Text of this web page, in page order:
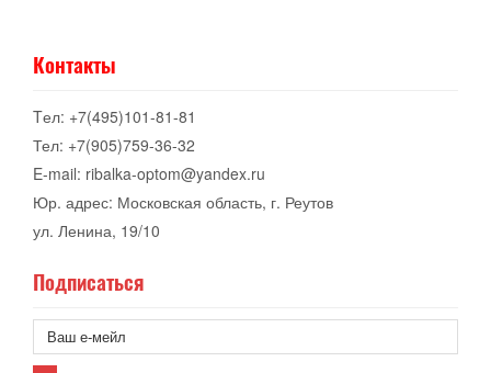
Контакты
Tел: +7(495)101-81-81
Тел: +7(905)759-36-32
E-mail: ribalka-optom@yandex.ru
Юр. адрес: Московская область, г. Реутов
ул. Ленина, 19/10
Подписаться